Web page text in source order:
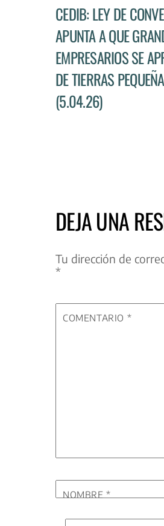
CEDIB: LEY DE
APUNTA A QUE
EMPRESARIOS SE
DE TIERRAS
(5.04.26)
DEJA UNA
Tu dirección de
*
COMENTARIO *
NOMBRE*